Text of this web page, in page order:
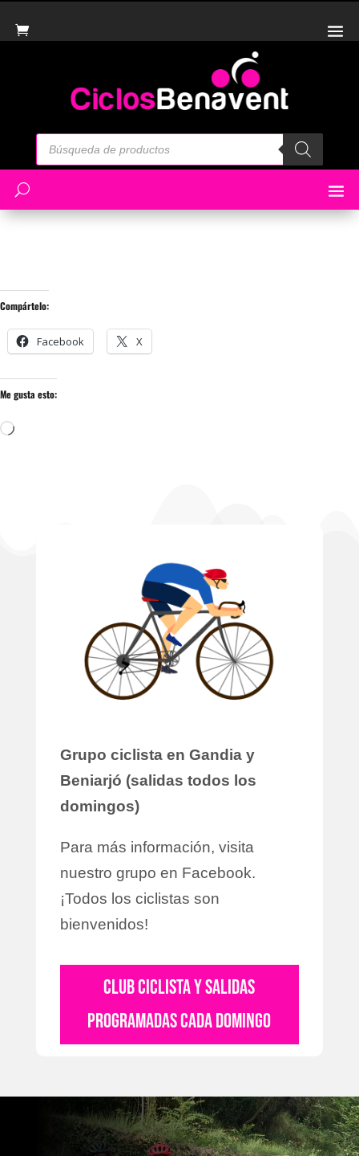
Búsqueda
de
Compártelo:
Facebook X
Me gusta esto:
Cargando...
Grupo ciclista en Gandia y
Beniarjó (salidas todos los
domingos)
Para más información, visita
nuestro grupo en Facebook.
¡Todos los ciclistas son
bienvenidos!
CLUB CICLISTA Y SALIDAS
PROGRAMADAS CADA DOMINGO